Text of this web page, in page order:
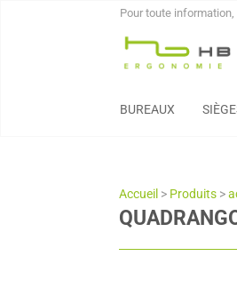
Pour toute
BUREAUX
Accueil > Produits >